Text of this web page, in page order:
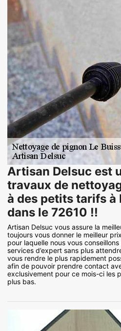
Artisan Delsuc est
travaux de
à des petits tarifs à
dans le 72610 !!
Artisan Delsuc vous assure la
toujours vous donner le meilleur
pour laquelle nous vous
services d’expert sans plus
vous rendre le plus rapidement
afin de pouvoir prendre contact
exclusivement pour ce mois-ci les
plus bas.